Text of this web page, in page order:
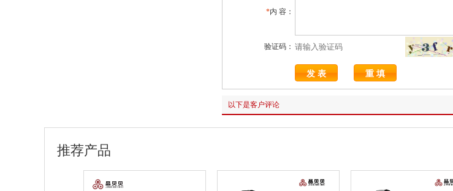
*内 容：
验证码：
以下是客户评论
推荐产品